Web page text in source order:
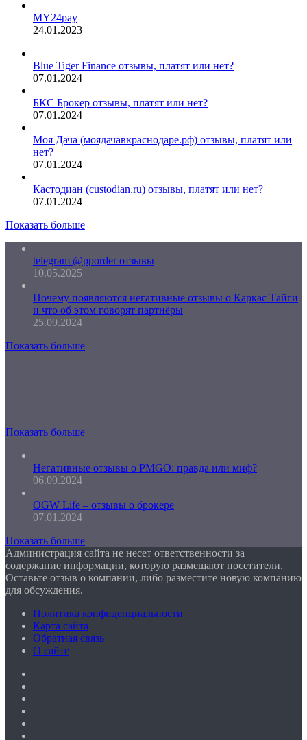
MY24pay
24.01.2023
Blue Tiger Finance отзывы, платят или нет?
07.01.2024
БКС Брокер отзывы, платят или нет?
07.01.2024
Моя Дача (моядачавкраснодаре.рф) отзывы, платят или
нет?
07.01.2024
Кастодиан (custodian.ru) отзывы, платят или нет?
07.01.2024
Показать больше
telegram @pporder отзывы
10.05.2025
Почему появляются негативные отзывы о Каркас Тайги
и что об этом говорят партнёры
25.09.2024
Показать больше
Показать больше
Негативные отзывы о PMGO: правда или миф?
06.09.2024
OGW Life – отзывы о брокере
07.01.2024
Показать больше
Администрация сайта не несет ответственности за
содержание информации, которую размещают посетители.
Оставьте отзыв о компании, либо разместите новую компанию
для обсуждения.
Политика конфиденциальности
Карта сайта
Обратная связь
О сайте